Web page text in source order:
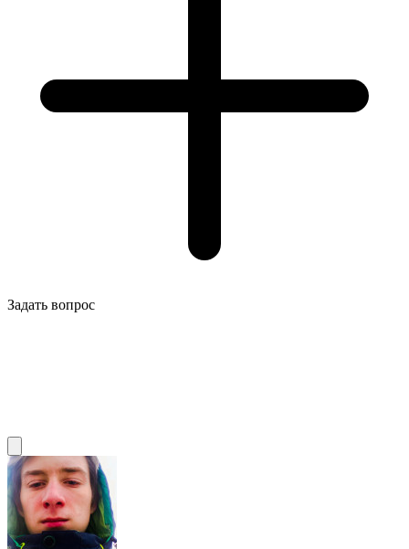
Задать вопрос